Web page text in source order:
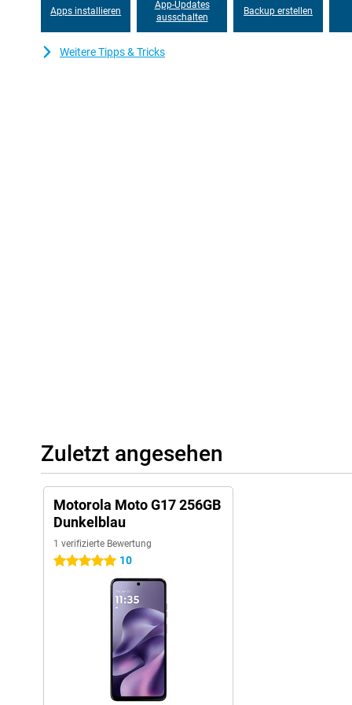
Apps installieren
App-Updates
ausschalten
Backup erstellen
Weitere Tipps & Tricks
Zuletzt angesehen
Motorola Moto G17 256GB
Dunkelblau
1 verifizierte Bewertung
5 Sterne 10